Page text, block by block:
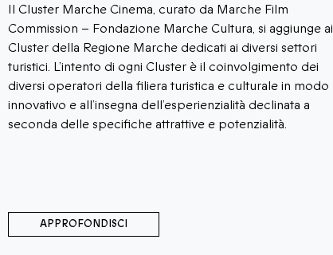
Il Cluster Marche Cinema, curato da Marche Film
Commission – Fondazione Marche Cultura, si aggiunge ai
Cluster della Regione Marche dedicati ai diversi settori
turistici. L’intento di ogni Cluster è il coinvolgimento dei
diversi operatori della filiera turistica e culturale in modo
innovativo e all’insegna dell’esperienzialità declinata a
seconda delle specifiche attrattive e potenzialità.
APPROFONDISCI